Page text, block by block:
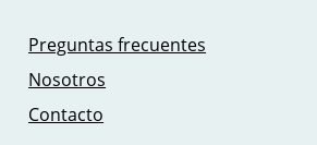
Preguntas frecuentes
Nosotros
Contacto